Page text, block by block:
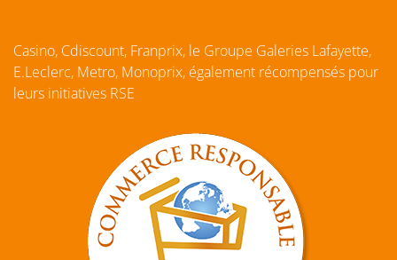
Casino, Cdiscount, Franprix, le Groupe Galeries Lafayette,
E.Leclerc, Metro, Monoprix, également récompensés pour
leurs initiatives RSE